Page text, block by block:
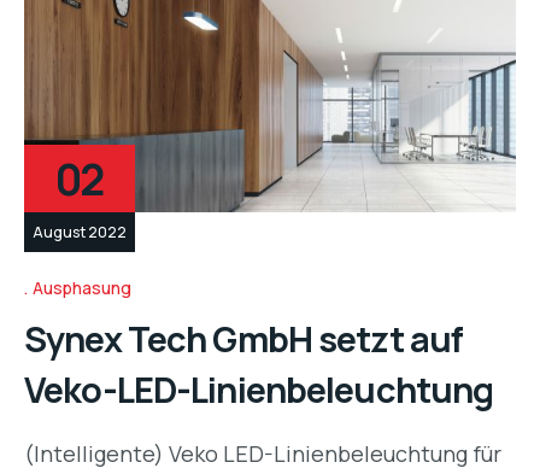
02
August 2022
Ausphasung
Synex Tech GmbH setzt auf
Veko-LED-Linienbeleuchtung
(Intelligente) Veko LED-Linienbeleuchtung für